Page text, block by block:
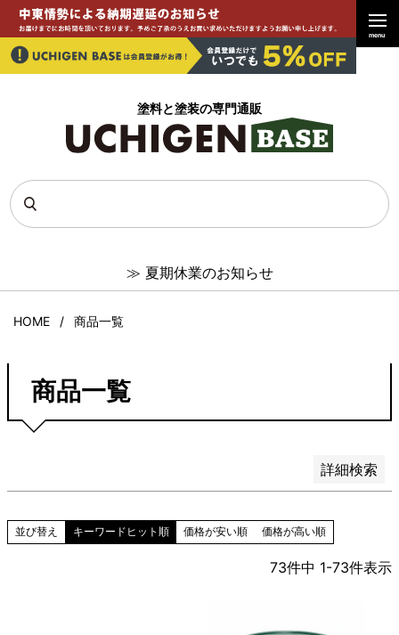
塗料と塗装の専門通販
≫ 夏期休業のお知らせ
menu
HOME 商品一覧
商品一覧
詳細検索
直送品
決算セール
アウトレット
在庫なし商品を表示しない
価格が高い順
レビュー順
キーワードヒット順
並び替え キーワードヒット順 価格が安い順 価格が高い順
73件中 1-73件表示